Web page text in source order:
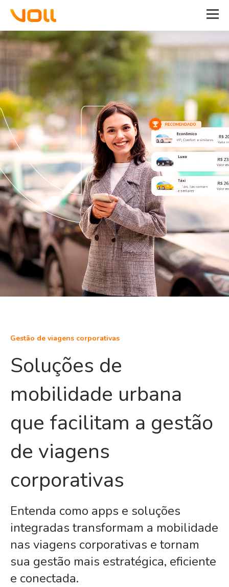
Gestão de viagens corporativas
Soluções de
mobilidade urbana
que facilitam a gestão
de viagens
corporativas
Entenda como apps e soluções
integradas transformam a mobilidade
nas viagens corporativas e tornam
sua gestão mais estratégica, eficiente
e conectada.